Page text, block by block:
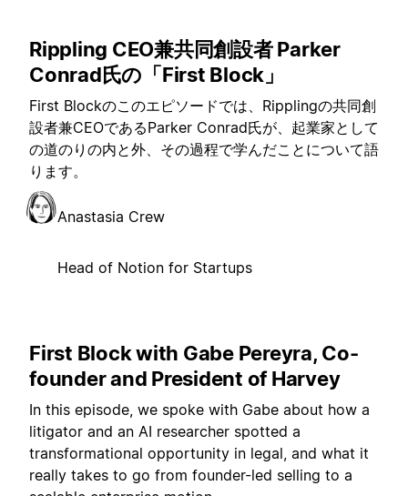
Rippling CEO兼共同創設者 Parker
Conrad氏の「First Block」
First Blockのこのエピソードでは、Ripplingの共同創
設者兼CEOであるParker Conrad氏が、起業家として
の道のりの内と外、その過程で学んだことについて語
ります。
Anastasia Crew
Head of Notion for Startups
First Block with Gabe Pereyra, Co-
founder and President of Harvey
In this episode, we spoke with Gabe about how a
litigator and an AI researcher spotted a
transformational opportunity in legal, and what it
really takes to go from founder-led selling to a